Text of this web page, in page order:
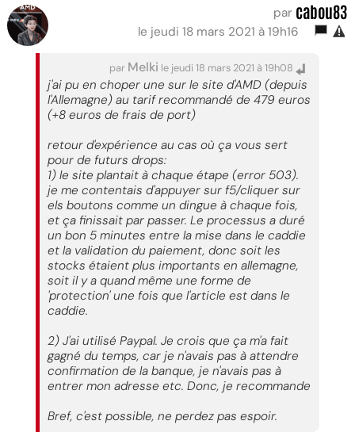
par cabou83
le jeudi 18 mars 2021 à 19h16
par Melki le jeudi 18 mars 2021 à 19h08
j'ai pu en choper une sur le site d'AMD (depuis
l'Allemagne) au tarif recommandé de 479 euros
(+8 euros de frais de port)
retour d'expérience au cas où ça vous sert
pour de futurs drops:
1) le site plantait à chaque étape (error 503).
je me contentais d'appuyer sur f5/cliquer sur
els boutons comme un dingue à chaque fois,
et ça finissait par passer. Le processus a duré
un bon 5 minutes entre la mise dans le caddie
et la validation du paiement, donc soit les
stocks étaient plus importants en allemagne,
soit il y a quand même une forme de
'protection' une fois que l'article est dans le
caddie.
2) J'ai utilisé Paypal. Je crois que ça m'a fait
gagné du temps, car je n'avais pas à attendre
confirmation de la banque, je n'avais pas à
entrer mon adresse etc. Donc, je recommande
Bref, c'est possible, ne perdez pas espoir.